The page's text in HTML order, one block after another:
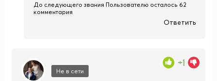
До следующего звания Пользователю осталось 62
комментария
Ответить
Не в сети
+1